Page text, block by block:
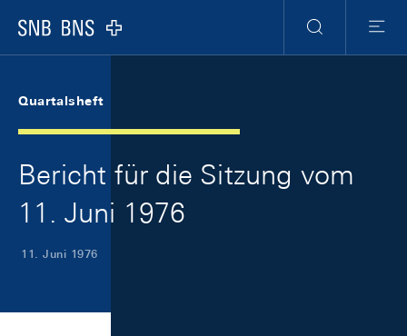
Logo
Suche
Menu
Quartalsheft
Bericht für die Sitzung vom
11. Juni 1976
11. Juni 1976